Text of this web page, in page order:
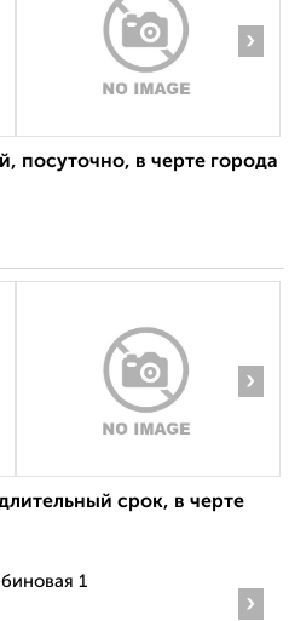
›
посуточно, в черте города
›
срок, в черте
1
›